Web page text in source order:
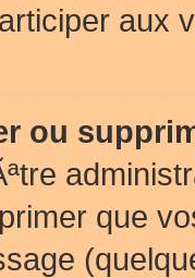
aux
ou
que